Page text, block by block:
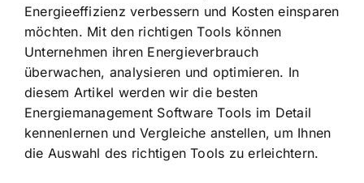
Energieeffizienz verbessern und Kosten einsparen
möchten. Mit den richtigen Tools können
Unternehmen ihren Energieverbrauch
überwachen, analysieren und optimieren. In
diesem Artikel werden wir die besten
Energiemanagement Software Tools im Detail
kennenlernen und Vergleiche anstellen, um Ihnen
die Auswahl des richtigen Tools zu erleichtern.